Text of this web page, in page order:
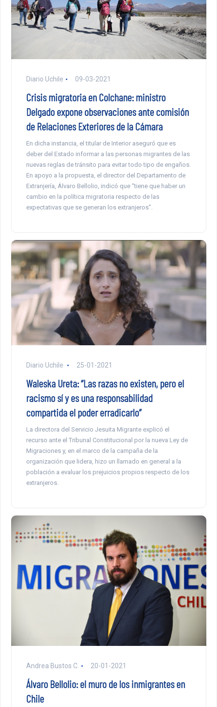
Diario Uchile 09-03-2021
Crisis migratoria en Colchane: ministro
Delgado expone observaciones ante comisión
de Relaciones Exteriores de la Cámara
En dicha instancia, el titular de Interior aseguró que es
deber del Estado informar a las personas migrantes de las
nuevas reglas de tránsito para evitar todo tipo de engaños.
En apoyo a la propuesta, el director del Departamento de
Extranjería, Álvaro Bellolio, indicó que “tiene que haber un
cambio en la política migratoria respecto de las
expectativas que se generan los extranjeros”.
Diario Uchile 25-01-2021
Waleska Ureta: “Las razas no existen, pero el
racismo sí y es una responsabilidad
compartida el poder erradicarlo”
La directora del Servicio Jesuita Migrante explicó el
recurso ante el Tribunal Constitucional por la nueva Ley de
Migraciones y, en el marco de la campaña de la
organización que lidera, hizo un llamado en general a la
población a evaluar los prejuicios propios respecto de los
extranjeros.
Andrea Bustos C. 20-01-2021
Álvaro Bellolio: el muro de los inmigrantes en
Chile